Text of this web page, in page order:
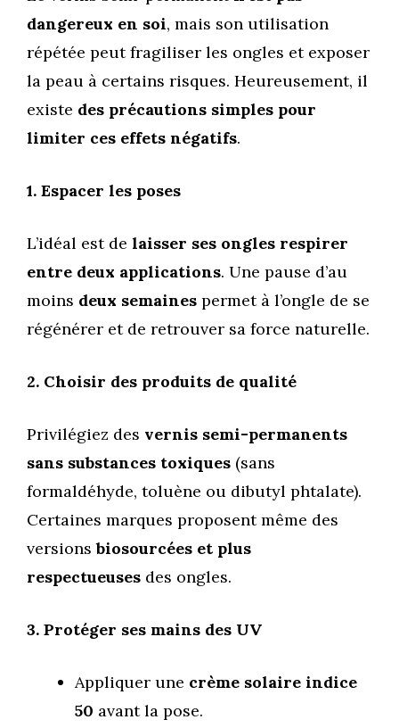
dangereux en soi, mais son utilisation
répétée peut fragiliser les ongles et exposer
la peau à certains risques. Heureusement, il
existe des précautions simples pour
limiter ces effets négatifs.
1. Espacer les poses
L’idéal est de laisser ses ongles respirer
entre deux applications. Une pause d’au
moins deux semaines permet à l’ongle de se
régénérer et de retrouver sa force naturelle.
2. Choisir des produits de qualité
Privilégiez des vernis semi-permanents
sans substances toxiques (sans
formaldéhyde, toluène ou dibutyl phtalate).
Certaines marques proposent même des
versionsbiosourcées et plus
respectueuses des ongles.
3. Protéger ses mains des UV
Appliquer une crème solaire indice
50 avant la pose.